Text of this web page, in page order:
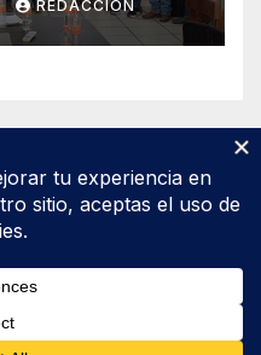
REDACCIÓN